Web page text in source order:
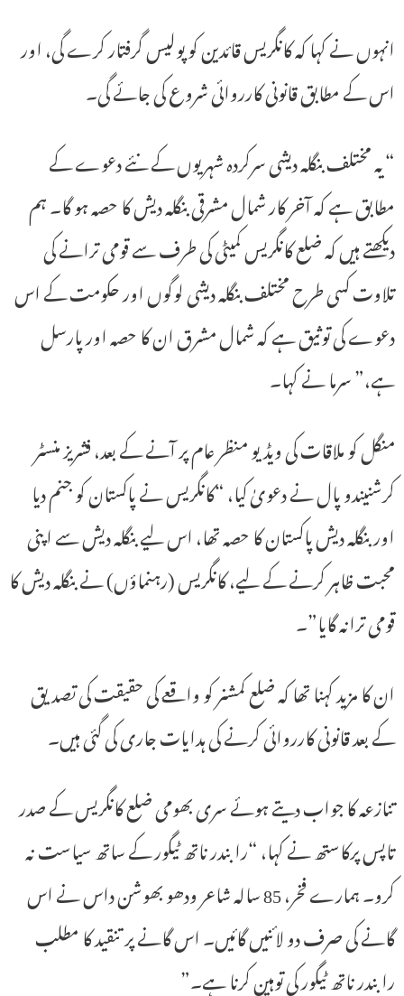
انہوں نے کہا کہ کانگریس قائدین کو پولیس گرفتار کرے گی، اور
اس کے مطابق قانونی کارروائی شروع کی جائے گی۔
“یہ مختلف بنگلہ دیشی سرکردہ شہریوں کے نئے دعوے کے
مطابق ہے کہ آخر کار شمال مشرقی بنگلہ دیش کا حصہ ہو گا۔ ہم
دیکھتے ہیں کہ ضلع کانگریس کمیٹی کی طرف سے قومی ترانے کی
تلاوت کسی طرح مختلف بنگلہ دیشی لوگوں اور حکومت کے اس
دعوے کی توثیق ہے کہ شمال مشرق ان کا حصہ اور پارسل
ہے،” سرما نے کہا۔
منگل کو ملاقات کی ویڈیو منظر عام پر آنے کے بعد، فشریز منسٹر
کرشنیندو پال نے دعویٰ کیا، “کانگریس نے پاکستان کو جنم دیا
اور بنگلہ دیش پاکستان کا حصہ تھا، اس لیے بنگلہ دیش سے اپنی
محبت ظاہر کرنے کے لیے، کانگریس (رہنماؤں) نے بنگلہ دیش کا
قومی ترانہ گایا”۔
ان کا مزید کہنا تھا کہ ضلع کمشنر کو واقعے کی حقیقت کی تصدیق
کے بعد قانونی کارروائی کرنے کی ہدایات جاری کی گئی ہیں۔
تنازعہ کا جواب دیتے ہوئے سری بھومی ضلع کانگریس کے صدر
تاپس پرکاستھ نے کہا، “رابندر ناتھ ٹیگور کے ساتھ سیاست نہ
کرو۔ ہمارے فخر، 85 سالہ شاعر ودھو بھوشن داس نے اس
گانے کی صرف دو لائنیں گائیں۔ اس گانے پر تنقید کا مطلب
رابندر ناتھ ٹیگور کی توہین کرنا ہے۔”